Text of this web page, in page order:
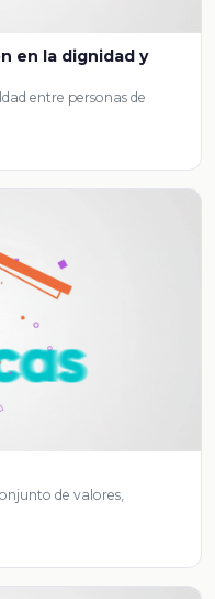
en la dignidad y
entre personas de
de valores,